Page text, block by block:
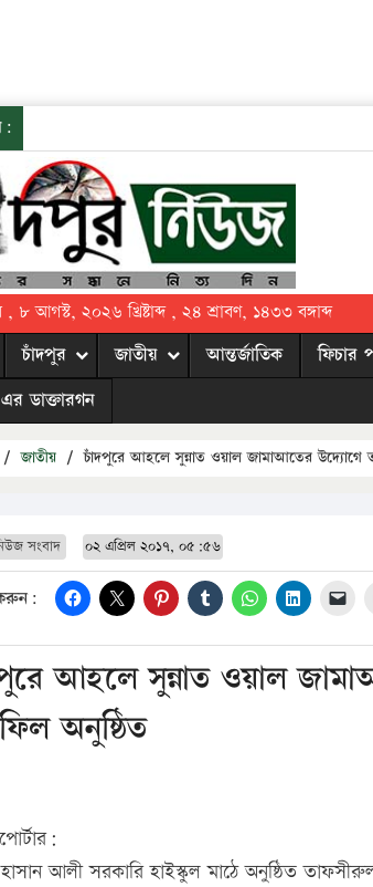
, ৮ আগস্ট, ২০২৬ খ্রিষ্টাব্দ , ২৪ শ্রাবণ, ১৪৩৩ বঙ্গাব্দ
চাঁদপুর জাতীয় আন্তর্জাতিক ফিচার
ডাক্তারগন
/ জাতীয় / চাঁদপুরে আহলে সুন্নাত ওয়াল জামাআতের
সংবাদ ০২ এপ্রিল ২০১৭, ০৫:৫৬
আহলে সুন্নাত ওয়াল
অনুষ্ঠিত
আলী সরকারি হাইস্কুল মাঠে অনুষ্ঠিত